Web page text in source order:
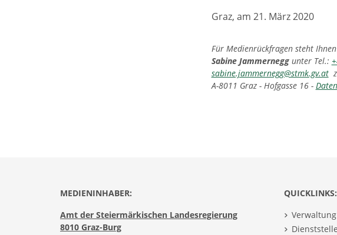
Graz, am 21. März 2020
Für Medienrückfragen steht
Sabine Jammernegg unter Tel.:
sabine.jammernegg@stmk.gv.at
A-8011 Graz - Hofgasse 16 -
MEDIENINHABER:
Amt der Steiermärkischen Landesregierung
8010 Graz-Burg
QUICKLINKS: